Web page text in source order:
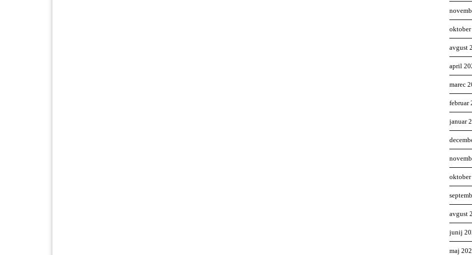
oktober
avgust
april
marec
februar
januar
oktober
avgust
junij
maj